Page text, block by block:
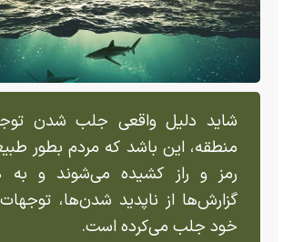
شاید دلیل واقعی جلب شدن
منطقه، این باشد که مردم بطور
رمز و راز کشیده می‌شوند و به
گزارش‌ها از ناپدید شدن‌ها،
خود جلب می‌کرده است.